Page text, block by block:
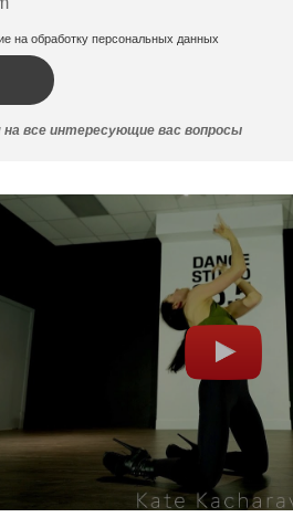
на обработку персональных данных
все интересующие вас вопросы